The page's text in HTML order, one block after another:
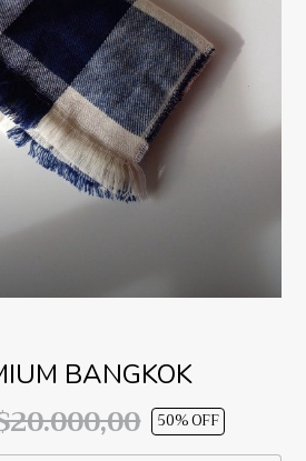
BANGKOK
50% OFF